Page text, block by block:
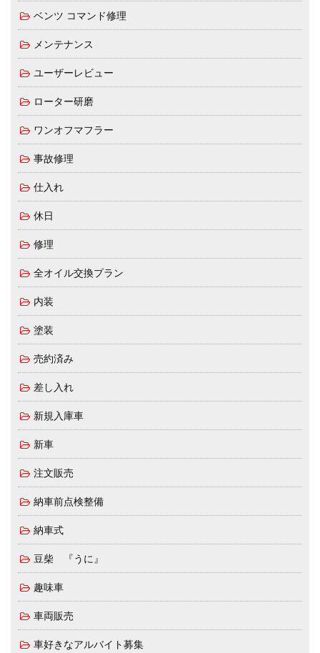
ベンツ コマンド修理
メンテナンス
ユーザーレビュー
ローター研磨
ワンオフマフラー
事故修理
仕入れ
休日
修理
全オイル交換プラン
内装
塗装
売約済み
差し入れ
新規入庫車
新車
注文販売
納車前点検整備
納車式
豆柴 『うに』
趣味車
車両販売
車好きなアルバイト募集